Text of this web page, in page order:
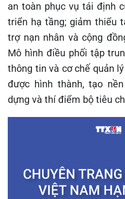
an toàn phục vụ tái định
triển hạ tầng; giảm thiểu
trợ nạn nhân và cộng
Mô hình điều phối tập
thông tin và cơ chế quản
được hình thành, tạo
dựng và thí điểm bộ tiêu